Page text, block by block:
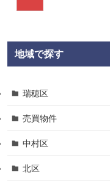
地域で探す
瑞穂区
売買物件
中村区
北区